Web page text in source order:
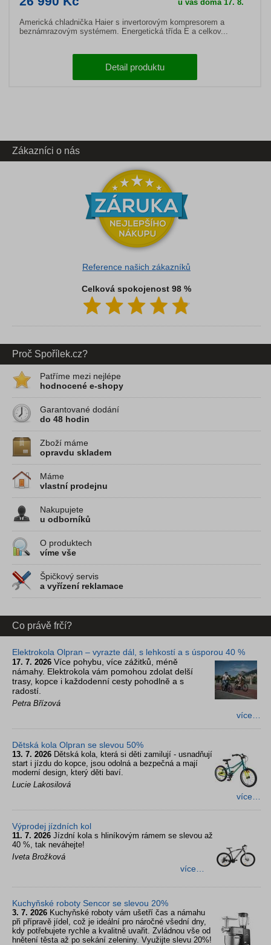
u vás doma 17. 8.
Americká chladnička Haier s invertorovým kompresorem a
beznámrazovým systémem. Energetická třída E a celkov...
Detail produktu
Zákazníci o nás
Reference našich zákazníků
Celková spokojenost 98 %
Proč Spořílek.cz?
Patříme mezi nejlépe
hodnocené e-shopy
Garantované dodání
do 48 hodin
Zboží máme
opravdu skladem
Máme
vlastní prodejnu
Nakupujete
u odborníků
O produktech
víme vše
Špičkový servis
a vyřízení reklamace
Co právě frčí?
Elektrokola Olpran – vyrazte dál, s lehkostí a s úsporou 40 %
17. 7. 2026 Více pohybu, více zážitků, méně
námahy. Elektrokola vám pomohou zdolat delší
trasy, kopce i každodenní cesty pohodlně a s
radostí.
Petra Břízová
více…
Dětská kola Olpran se slevou 50%
13. 7. 2026 Dětská kola, která si děti zamilují - usnadňují
start i jízdu do kopce, jsou odolná a bezpečná a mají
moderní design, který děti baví.
Lucie Lakosilová
více…
Výprodej jízdních kol
11. 7. 2026 Jízdní kola s hliníkovým rámem se slevou až
40 %, tak neváhejte!
Iveta Brožková
více…
Kuchyňské roboty Sencor se slevou 20%
3. 7. 2026 Kuchyňské roboty vám ušetří čas a námahu
při přípravě jídel, což je ideální pro náročné všední dny,
kdy potřebujete rychle a kvalitně uvařit. Zvládnou vše od
hnětení těsta až po sekání zeleniny. Využijte slevu 20%!